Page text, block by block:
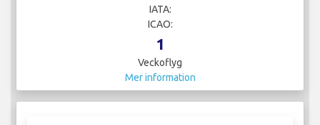
IATA:
ICAO:
1
Veckoflyg
Mer information